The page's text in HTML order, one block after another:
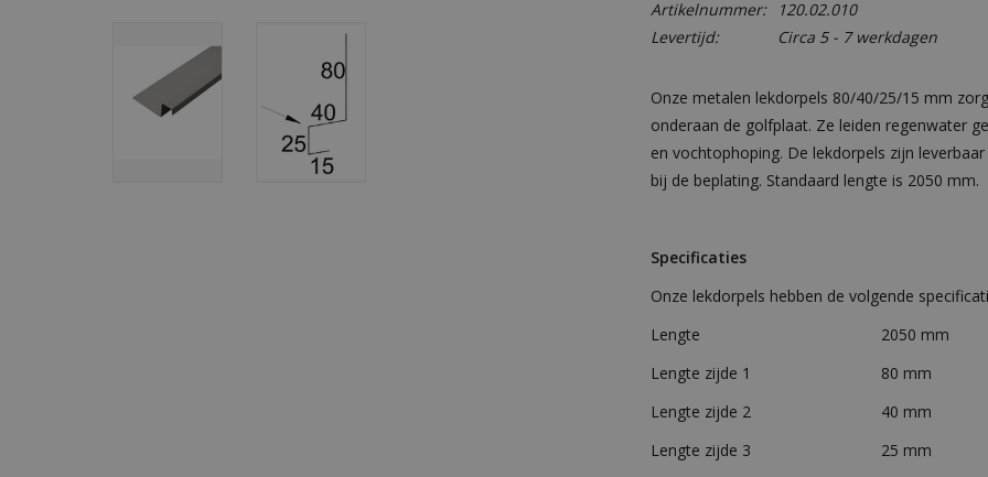
Artikelnummer:
120.02.010
Levertijd:
Circa 5 - 7 werkdagen
Onze metalen lekdorpels 80/40/25/15 mm
onderaan de golfplaat. Ze leiden regenwater
en vochtophoping. De lekdorpels zijn
bij de beplating. Standaard lengte is 2050 mm.
Specificaties
Onze lekdorpels hebben de volgende
Lengte
2050 mm
Lengte zijde 1
80 mm
Lengte zijde 2
40 mm
Lengte zijde 3
25 mm